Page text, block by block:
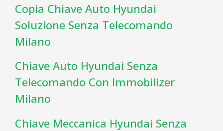
Copia Chiave Auto Hyundai
Soluzione Senza Telecomando
Milano
Chiave Auto Hyundai Senza
Telecomando Con Immobilizer
Milano
Chiave Meccanica Hyundai Senza